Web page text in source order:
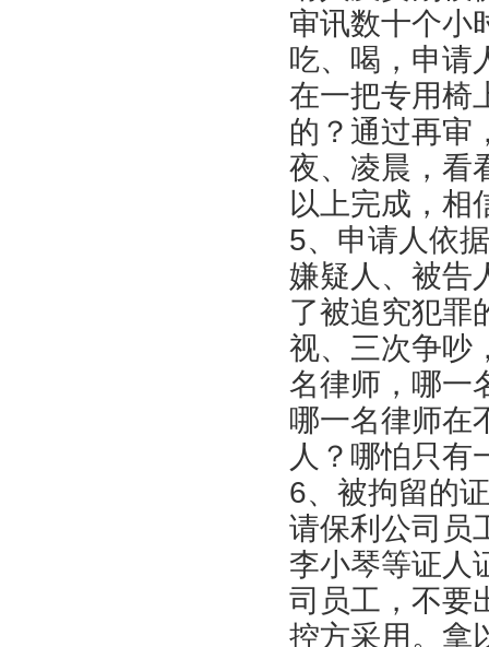
审讯数十个小
吃、喝，申请
在一把专用椅
的？通过再审
夜、凌晨，看
以上完成，相
5、申请人依
嫌疑人、被告
了被追究犯罪
视、三次争吵
名律师，哪一
哪一名律师在
人？哪怕只有
6、被拘留的
请保利公司员
李小琴等证人
司员工，不要
控方采用。拿